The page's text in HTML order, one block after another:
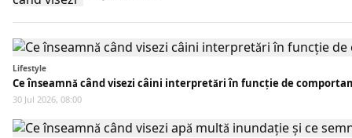
Lifestyle
Ce înseamnă când visezi câini interpretări în funcție de
30 Jul 2026, 08:00